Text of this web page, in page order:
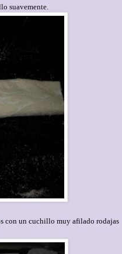
suavemente.
con un cuchillo muy afilado rodajas